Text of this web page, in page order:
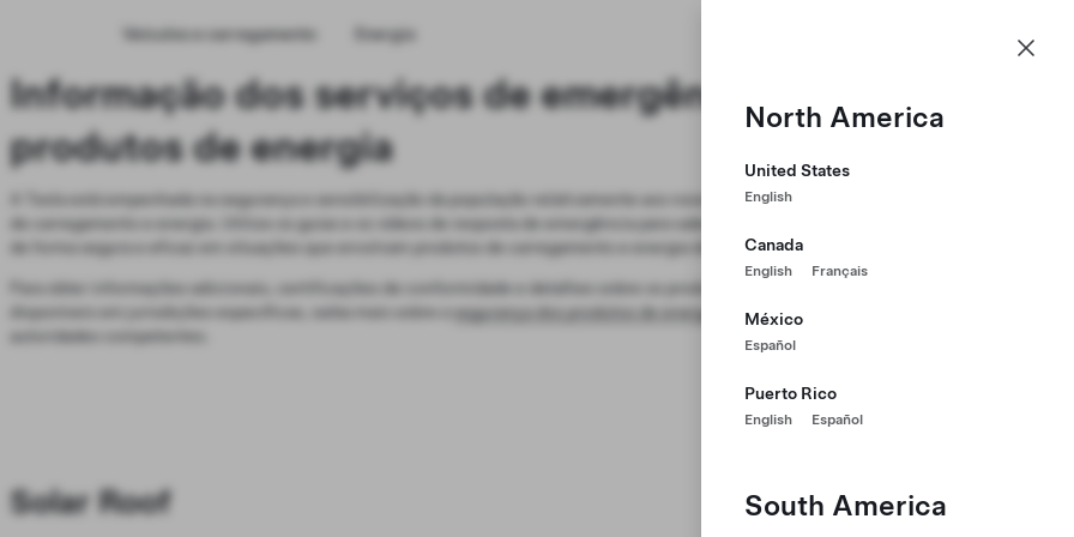
Veículos e carregamento Energia
North America
United States
English
Canada
English Français
México
Español
Puerto Rico
English Español
South America
Informação dos serviços de emergência para
produtos de energia
A Tesla está empenhada na segurança e sensibilização da população relativamente aos nossos produtos
de carregamento e energia. Utilize os guias e os vídeos de resposta de emergência para saber como reagir
de forma segura e eficaz em situações que envolvam produtos de carregamento e energia da Tesla.
Para obter informações adicionais, certificações de conformidade e detalhes sobre os produtos
disponíveis em jurisdições específicas, saiba mais sobre a
segurança dos produtos de energia
para as
autoridades competentes.
Solar Roof